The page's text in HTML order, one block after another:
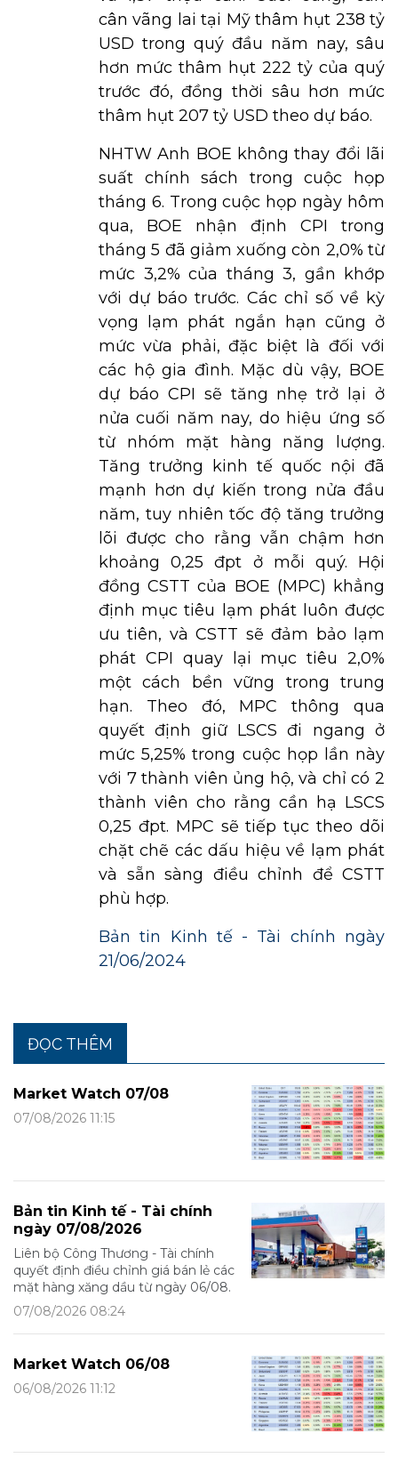
cân vãng lai tại Mỹ thâm hụt 238 tỷ
USD trong quý đầu năm nay, sâu
hơn mức thâm hụt 222 tỷ của quý
trước đó, đồng thời sâu hơn mức
thâm hụt 207 tỷ USD theo dự báo.
NHTW Anh BOE không thay đổi lãi
suất chính sách trong cuộc họp
tháng 6. Trong cuộc họp ngày hôm
qua, BOE nhận định CPI trong
tháng 5 đã giảm xuống còn 2,0% từ
mức 3,2% của tháng 3, gần khớp
với dự báo trước. Các chỉ số về kỳ
vọng lạm phát ngắn hạn cũng ở
mức vừa phải, đặc biệt là đối với
các hộ gia đình. Mặc dù vậy, BOE
dự báo CPI sẽ tăng nhẹ trở lại ở
nửa cuối năm nay, do hiệu ứng số
từ nhóm mặt hàng năng lượng.
Tăng trưởng kinh tế quốc nội đã
mạnh hơn dự kiến trong nửa đầu
năm, tuy nhiên tốc độ tăng trưởng
lõi được cho rằng vẫn chậm hơn
khoảng 0,25 đpt ở mỗi quý. Hội
đồng CSTT của BOE (MPC) khẳng
định mục tiêu lạm phát luôn được
ưu tiên, và CSTT sẽ đảm bảo lạm
phát CPI quay lại mục tiêu 2,0%
một cách bền vững trong trung
hạn. Theo đó, MPC thông qua
quyết định giữ LSCS đi ngang ở
mức 5,25% trong cuộc họp lần này
với 7 thành viên ủng hộ, và chỉ có 2
thành viên cho rằng cần hạ LSCS
0,25 đpt. MPC sẽ tiếp tục theo dõi
chặt chẽ các dấu hiệu về lạm phát
và sẵn sàng điều chỉnh để CSTT
phù hợp.
Bản tin Kinh tế - Tài chính ngày
21/06/2024
ĐỌC THÊM
Market Watch 07/08
07/08/2026 11:15
Bản tin Kinh tế - Tài chính
ngày 07/08/2026
Liên bộ Công Thương - Tài chính
quyết định điều chỉnh giá bán lẻ các
mặt hàng xăng dầu từ ngày 06/08.
07/08/2026 08:24
Market Watch 06/08
06/08/2026 11:12